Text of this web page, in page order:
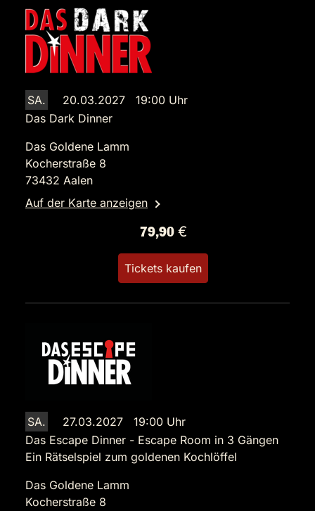
SA.
20.03.2027 19:00 Uhr
Das Dark Dinner
Das Goldene Lamm
Kocherstraße 8
73432 Aalen
Auf der Karte anzeigen
79,90 €
Tickets kaufen
SA.
27.03.2027 19:00 Uhr
Das Escape Dinner - Escape Room in 3 Gängen
Ein Rätselspiel zum goldenen Kochlöffel
Das Goldene Lamm
Kocherstraße 8